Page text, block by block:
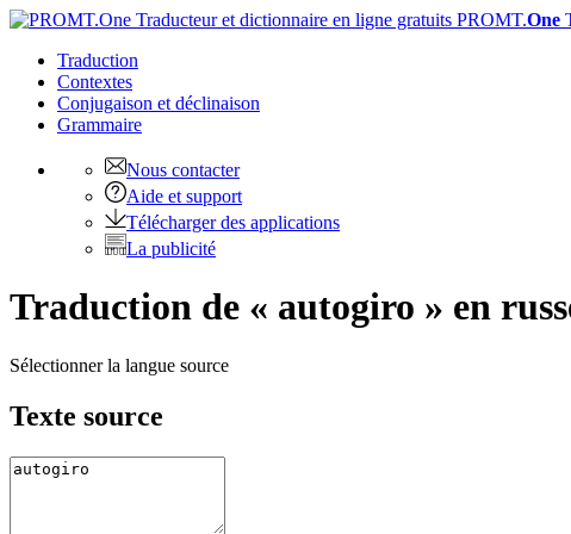
PROMT.One
Traduction
Contextes
Conjugaison et déclinaison
Grammaire
Nous contacter
Aide et support
Télécharger des applications
La publicité
Traduction de « autogiro » en
Sélectionner la langue source
Texte source